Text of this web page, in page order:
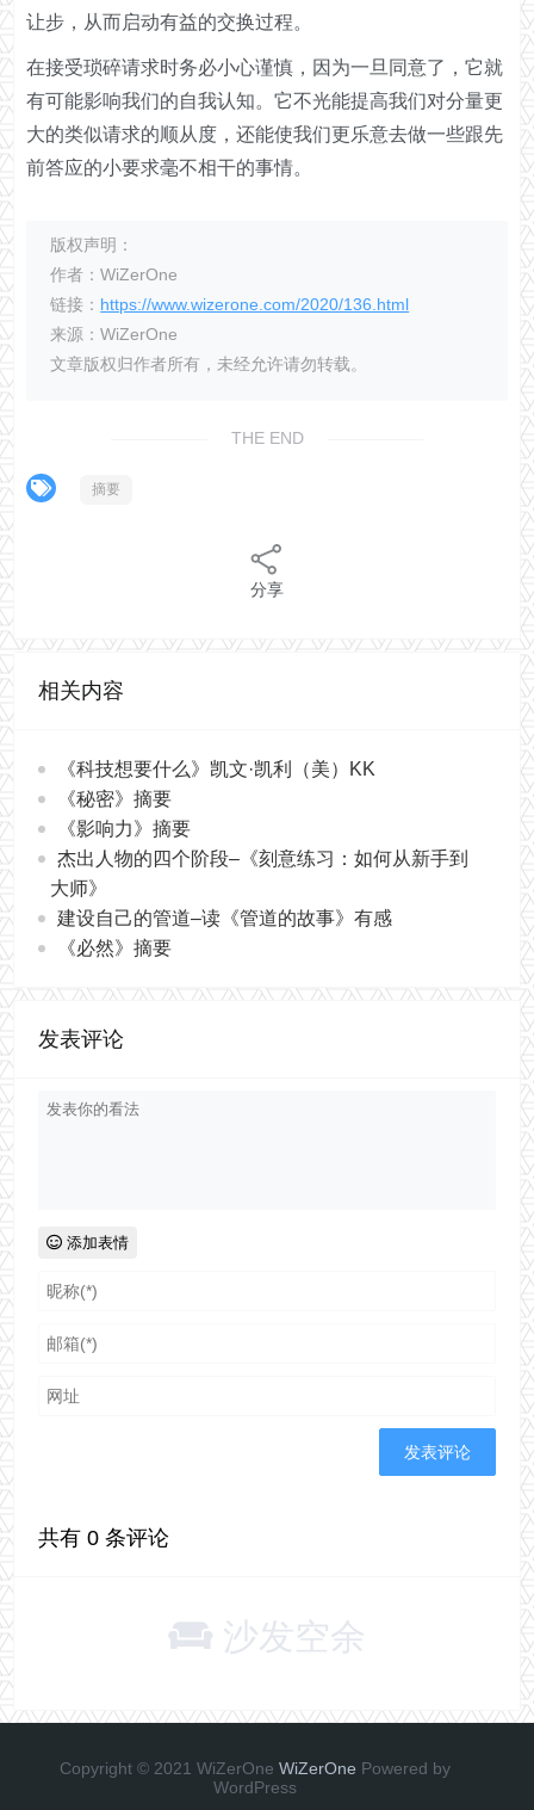
让步，从而启动有益的交换过程。
在接受琐碎请求时务必小心谨慎，因为一旦同意了，它就
有可能影响我们的自我认知。它不光能提高我们对分量更
大的类似请求的顺从度，还能使我们更乐意去做一些跟先
前答应的小要求毫不相干的事情。
版权声明：
作者：WiZerOne
链接： https://www.wizerone.com/2020/136.html
来源：WiZerOne
文章版权归作者所有，未经允许请勿转载。
THE END
摘要
分享
相关内容
《科技想要什么》凯文·凯利（美）KK
《秘密》摘要
《影响力》摘要
杰出人物的四个阶段–《刻意练习：如何从新手到
大师》
建设自己的管道–读《管道的故事》有感
《必然》摘要
发表评论
添加表情
共有0 条评论
沙发空余
Copyright © 2021 WiZerOne WiZerOne Powered by
WordPress